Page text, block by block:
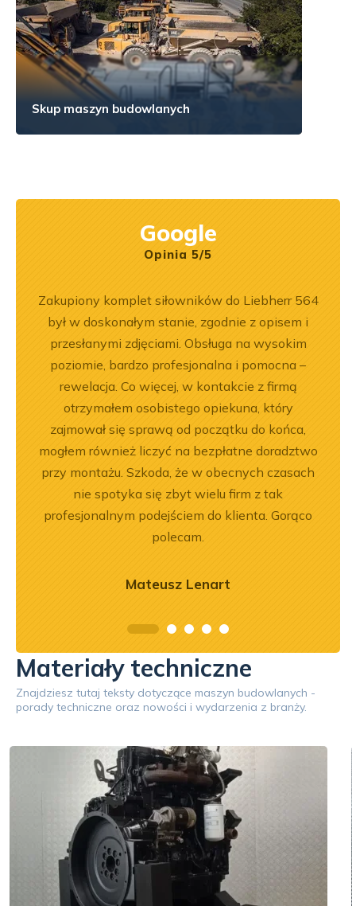
Skup maszyn budowlanych
Google
Opinia 5/5
Zakupiony komplet siłowników do Liebherr 564
był w doskonałym stanie, zgodnie z opisem i
przesłanymi zdjęciami. Obsługa na wysokim
poziomie, bardzo profesjonalna i pomocna –
rewelacja. Co więcej, w kontakcie z firmą
otrzymałem osobistego opiekuna, który
zajmował się sprawą od początku do końca,
mogłem również liczyć na bezpłatne doradztwo
przy montażu. Szkoda, że w obecnych czasach
nie spotyka się zbyt wielu firm z tak
profesjonalnym podejściem do klienta. Gorąco
polecam.
Mateusz Lenart
Materiały techniczne
Znajdziesz tutaj teksty dotyczące maszyn budowlanych -
porady techniczne oraz nowości i wydarzenia z branży.